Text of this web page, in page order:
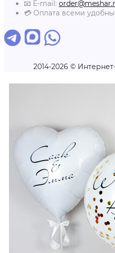
📧 E-mail:
💳 Оплата всеми
2014-2026 ©